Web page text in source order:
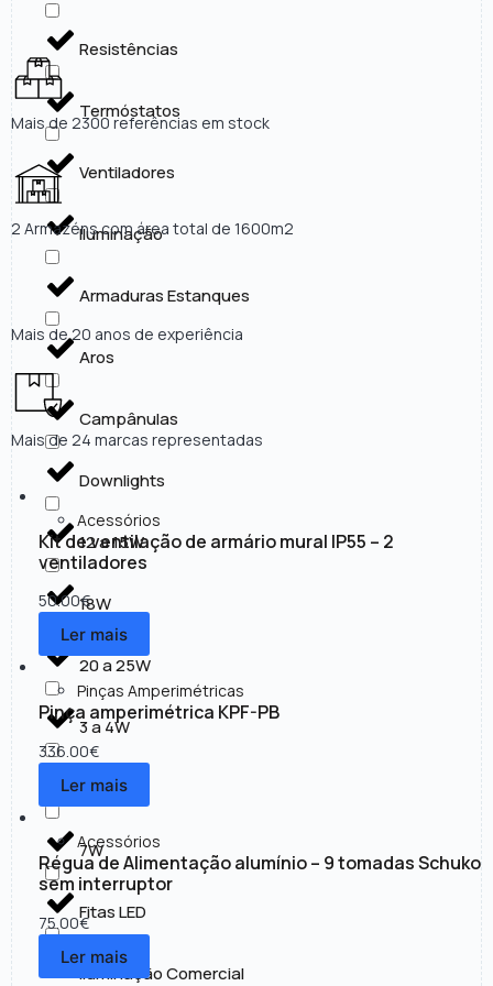
Resistências
Termóstatos
Ventiladores
Iluminação
Armaduras Estanques
Aros
Campânulas
Downlights
12 a 15W
18W
20 a 25W
3 a 4W
30 a 50W
7W
Fitas LED
Iluminação Comercial
Mais de 2300 referências em stock
2 Armazéns com área total de 1600m2
Mais de 20 anos de experiência
Mais de 24 marcas representadas
Acessórios
Kit de ventilação de armário mural IP55 – 2
ventiladores
50.00€
Ler mais
Pinças Amperimétricas
Pinça amperimétrica KPF-PB
336.00€
Ler mais
Acessórios
Régua de Alimentação alumínio – 9 tomadas Schuko
sem interruptor
75.00€
Ler mais